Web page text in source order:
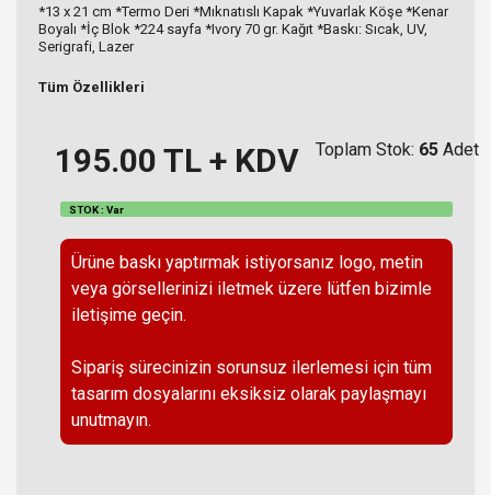
*13 x 21 cm *Termo Deri *Mıknatıslı Kapak *Yuvarlak Köşe *Kenar
Boyalı *İç Blok *224 sayfa *Ivory 70 gr. Kağıt *Baskı: Sıcak, UV,
Serigrafi, Lazer
Tüm Özellikleri
195.00 TL + KDV Toplam Stok: 65 Adet
STOK : Var
Ürüne baskı yaptırmak istiyorsanız logo, metin
veya görsellerinizi iletmek üzere lütfen bizimle
iletişime geçin.
Sipariş sürecinizin sorunsuz ilerlemesi için tüm
tasarım dosyalarını eksiksiz olarak paylaşmayı
unutmayın.